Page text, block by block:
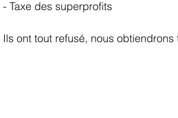
- Taxe des superprofits
Ils ont tout refusé, nous